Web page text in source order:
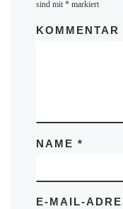
sind mit* markiert
NAME*
E-MAIL-